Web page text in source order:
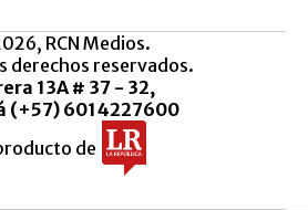
RCN Medios.
derechos reservados.
13A # 37 - 32,
(+57) 6014227600
de